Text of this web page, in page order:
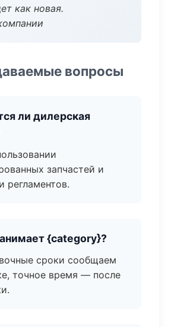
как новая.
вопросы
ли дилерская
запчастей и
регламентов.
{category}?
сроки сообщаем
точное время — после